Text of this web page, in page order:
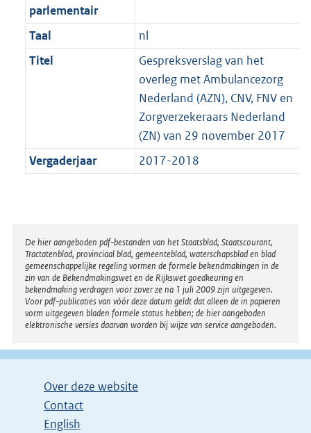
parlementair
Taal
nl
Titel
Gespreksverslag van het
overleg met Ambulancezorg
Nederland (AZN), CNV, FNV en
Zorgverzekeraars Nederland
(ZN) van 29 november 2017
Vergaderjaar
2017-2018
Disclaimer
De hier aangeboden pdf-bestanden van het Staatsblad, Staatscourant,
Tractatenblad, provinciaal blad, gemeenteblad, waterschapsblad en blad
gemeenschappelijke regeling vormen de formele bekendmakingen in de
zin van de Bekendmakingswet en de Rijkswet goedkeuring en
bekendmaking verdragen voor zover ze na 1 juli 2009 zijn uitgegeven.
Voor pdf-publicaties van vóór deze datum geldt dat alleen de in papieren
vorm uitgegeven bladen formele status hebben; de hier aangeboden
elektronische versies daarvan worden bij wijze van service aangeboden.
Over deze website
Contact
English